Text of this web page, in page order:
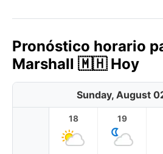
Pronóstico horario
Marshall 🇲🇭 Hoy
Sunday, August
18 19